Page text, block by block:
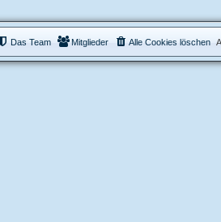
Alle Cookies löschen
Mitglieder
Das Team